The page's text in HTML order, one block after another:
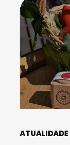
ATUALIDADE